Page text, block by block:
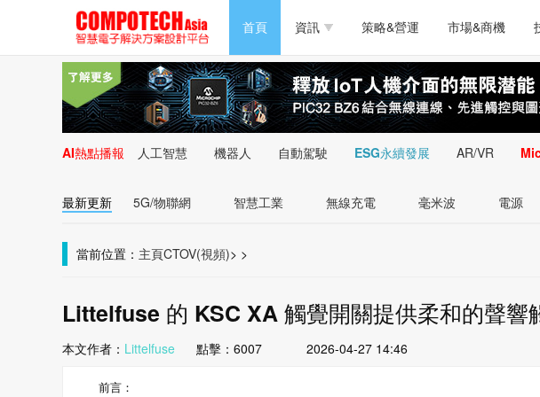
首頁 資訊
半導體/零組件 測試量測
PC/周邊 軟體/工具
新能源 人工智慧
策略&營運 市場&商機
PC/周邊 軟體/工具
新能源 人工智慧
AI熱點播報 人工智慧 機器人 自動駕駛 ESG永續發展 AR/VR
最新更新 5G/物聯網 智慧工業 無線充電 毫米波 電源
當前位置： 主頁 >
CTOV(視頻) >
Littelfuse 的 KSC XA 觸覺開關提供柔和的聲響
本文作者： Littelfuse點擊： 6007 2026-04-27 14:46
前言：